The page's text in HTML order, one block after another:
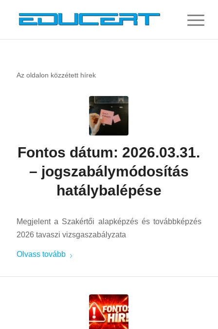
Az oldalon közzétett hírek
Fontos dátum: 2026.03.31.
– jogszabálymódosítás
hatálybalépése
Megjelent a Szakértői alapképzés és továbbképzés
2026 tavaszi vizsgaszabályzata
Olvass tovább